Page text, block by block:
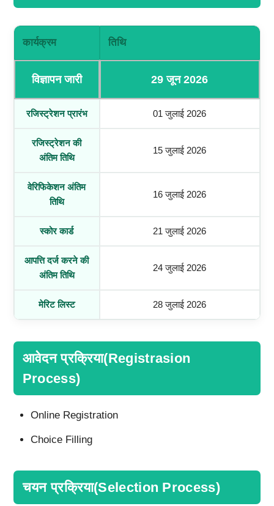
कार्यक्रम तिथि
विज्ञापन जारी 29 जून 2026
रजिस्ट्रेशन प्रारंभ 01 जुलाई 2026
रजिस्ट्रेशन की
अंतिम तिथि
15 जुलाई 2026
वेरिफिकेशन अंतिम
तिथि
16 जुलाई 2026
स्कोर कार्ड 21 जुलाई 2026
आपत्ति दर्ज करने की
अंतिम तिथि
24 जुलाई 2026
मेरिट लिस्ट 28 जुलाई 2026
आवेदन प्रक्रिया(Registrasion
Process)
Online Registration
Choice Filling
चयन प्रक्रिया(Selection Process)